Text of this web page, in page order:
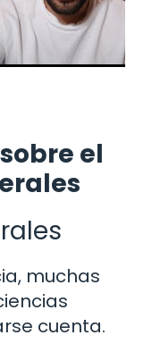
el
muchas
cuenta.